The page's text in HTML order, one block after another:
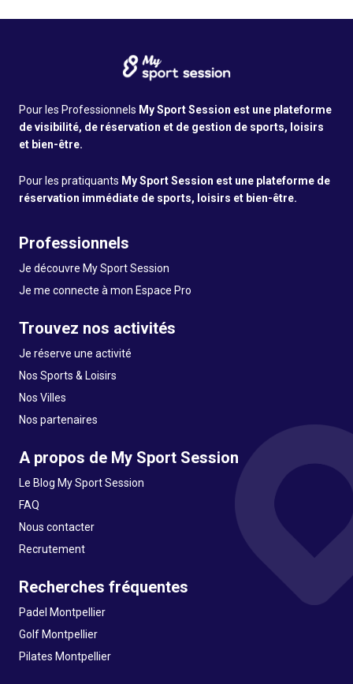
Pour les Professionnels My Sport Session est une plateforme
de visibilité, de réservation et de gestion de sports, loisirs
et bien-être.
Pour les pratiquants My Sport Session est une plateforme de
réservation immédiate de sports, loisirs et bien-être.
Professionnels
Je découvre My Sport Session
Je me connecte à mon Espace Pro
Trouvez nos activités
Je réserve une activité
Nos Sports & Loisirs
Nos Villes
Nos partenaires
A propos de My Sport Session
Le Blog My Sport Session
FAQ
Nous contacter
Recrutement
Recherches fréquentes
Padel Montpellier
Golf Montpellier
Pilates Montpellier